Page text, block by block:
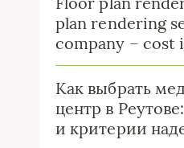
plan rendering
company – cost
Как выбрать
центр в
и критерии